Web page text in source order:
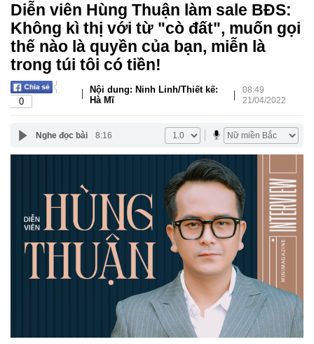
Diễn viên Hùng Thuận làm sale BĐS:
Không kì thị với từ "cò đất", muốn gọi
thế nào là quyền của bạn, miễn là
trong túi tôi có tiền!
0
|
Nội dung: Ninh Linh/Thiết kế:
Hà Mĩ
|
08:49
21/04/2022
Nghe đọc bài 8:16